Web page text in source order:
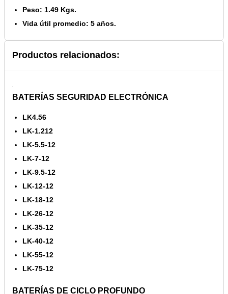
Peso: 1.49 Kgs.
Vida útil promedio: 5 años.
Productos relacionados:
BATERÍAS SEGURIDAD ELECTRÓNICA
LK4.56
LK-1.212
LK-5.5-12
LK-7-12
LK-9.5-12
LK-12-12
LK-18-12
LK-26-12
LK-35-12
LK-40-12
LK-55-12
LK-75-12
BATERÍAS DE CICLO PROFUNDO